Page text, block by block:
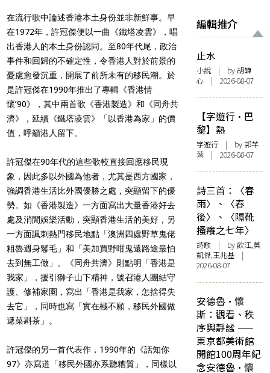
在流行歌中論述香港本土身份並非新鮮事。早
在1972年，許冠傑便以一曲《鐵塔凌雲》，唱
出香港人的本土身份認同。至80年代尾，政治
事件和回歸的不確定性，令香港人對於前景的
憂慮愈發沉重，開展了前所未有的移民潮。於
是許冠傑在1990年推出了專輯《香港情
懷’90》，其中兩首歌《香港製造》和《同舟共
濟》，延續《鐵塔凌雲》「以香港為家」的價
值，呼籲港人留下。
許冠傑在90年代的這些歌較直接回應移民現
象，因此多以外國為他者，尤其是西方國家，
強調香港生活比外國優勝之處，突顯留下的優
勢。如《香港製造》一方面寫出大量香港好去
處及消閒娛樂活動，突顯香港生活的美好，另
一方面諷刺熱門移民地點「澳洲四處野草鬼佬
粗魯週身鬈毛」和「美加買野咁鬼遠路途最怕
去到無工做」。《同舟共濟》則點明「香港是
我家」，援引獅子山下精神，號召港人團結守
護、修補家園，寫出「香港是我家，怎捨得失
去它」，同時也寫「實在極不願，移民外國做
遞菜斟茶」。
許冠傑的另一首代表作，1990年的《話知你
97》亦寫道「移民外國亦系聽糟質」，同樣以
編輯推介
止水
小說 | by 胡韡
心 | 2026-08-07
【字遊行·巴
黎】熱
字遊行 | by 郭芊
葉 | 2026-08-07
詩三首：〈春
雨〉、〈春
後〉、〈隔靴
搔癢之七年〉
詩歌 | by 飲江,莫
凱傑,王兆基 |
2026-08-07
安德魯·懷
斯：觀看、秩
序與靜謐 ——
東京都美術館
開館100周年紀
念安德魯·懷